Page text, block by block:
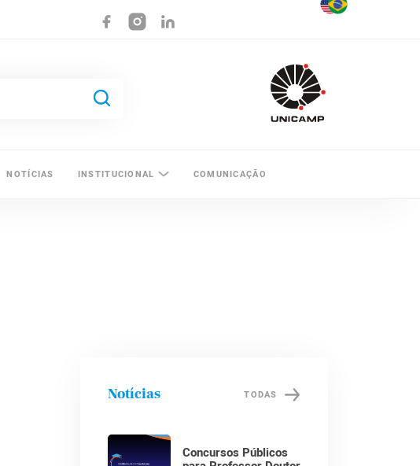
NOTÍCIAS INSTITUCIONAL COMUNICAÇÃO
Notícias TODAS
Concursos Públicos